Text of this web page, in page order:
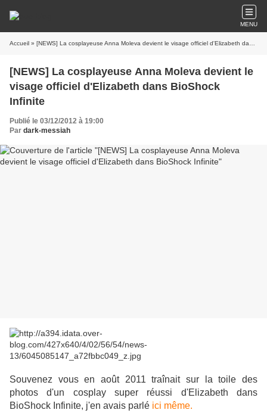
MENU
Accueil » [NEWS] La cosplayeuse Anna Moleva devient le visage officiel d'Elizabeth dans BioShock Infinite
[NEWS] La cosplayeuse Anna Moleva devient le
visage officiel d'Elizabeth dans BioShock
Infinite
Publié le 03/12/2012 à 19:00
Par dark-messiah
Souvenez vous en août 2011 traînait sur la toile des
photos d'un cosplaysuper réussi d'Elizabeth dans
BioShock Infinite, j'en avais parlé ici même.